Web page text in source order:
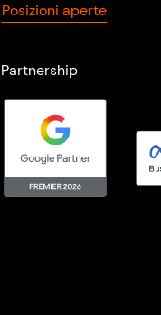
Posizioni aperte
Partnership